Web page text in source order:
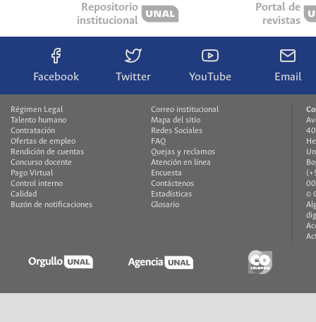
Repositorio
institucional
Portal de
revistas
Facebook Twitter YouTube Email
Régimen Legal
Talento humano
Contratación
Ofertas de empleo
Rendición de cuentas
Concurso docente
Pago Virtual
Control interno
Calidad
Buzón de notificaciones
Correo institucional
Mapa del sitio
Redes Sociales
FAQ
Quejas y reclamos
Atención en línea
Encuesta
Contáctenos
Estadísticas
Glosario
©